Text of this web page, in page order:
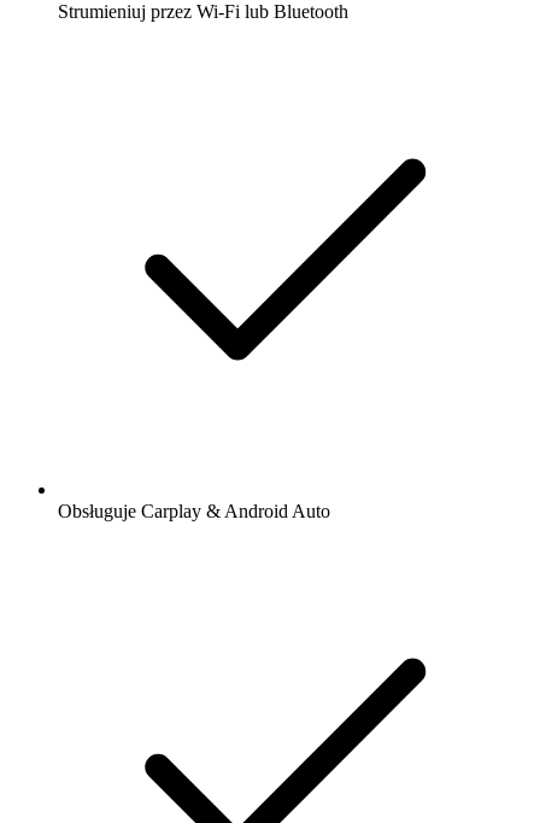
Strumieniuj przez Wi-Fi lub Bluetooth
Obsługuje Carplay & Android Auto